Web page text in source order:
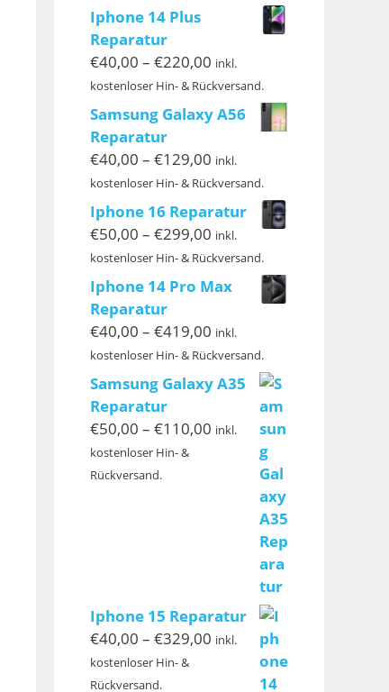
€360,00
Iphone 14 Plus
Reparatur
€40,00 – €220,00 Preisspanne:
€40,00
bis
€220,00
inkl.
kostenloser Hin- & Rückversand.
Samsung Galaxy A56
Reparatur
€40,00 – €129,00 Preisspanne:
€40,00
bis
€129,00
inkl.
kostenloser Hin- & Rückversand.
Iphone 16 Reparatur
€50,00 – €299,00 Preisspanne:
€50,00
bis
€299,00
inkl.
kostenloser Hin- & Rückversand.
Iphone 14 Pro Max
Reparatur
€40,00 – €419,00 Preisspanne:
€40,00
bis
inkl.
kostenloser Hin- & Rückversand.
Samsung Galaxy A35
Reparatur
€50,00 – €110,00 Preisspanne:
€110,00
inkl.
kostenloser Hin- &
Rückversand.
Iphone 15 Reparatur
€40,00 – €329,00 Preisspanne:
inkl.
kostenloser Hin- &
Rückversand.